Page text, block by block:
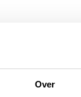
Over